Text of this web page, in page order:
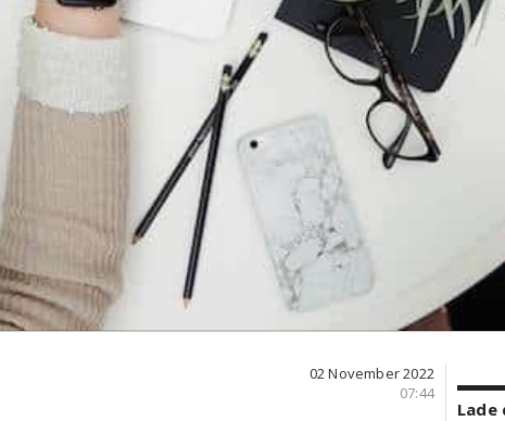
02 November 2022
07:44